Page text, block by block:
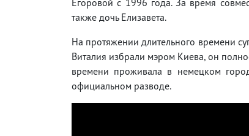
также дочь Елизавета.
На протяжении длительного времени
Виталия избрали мэром Киева, он
времени проживала в немецком
официальном разводе.